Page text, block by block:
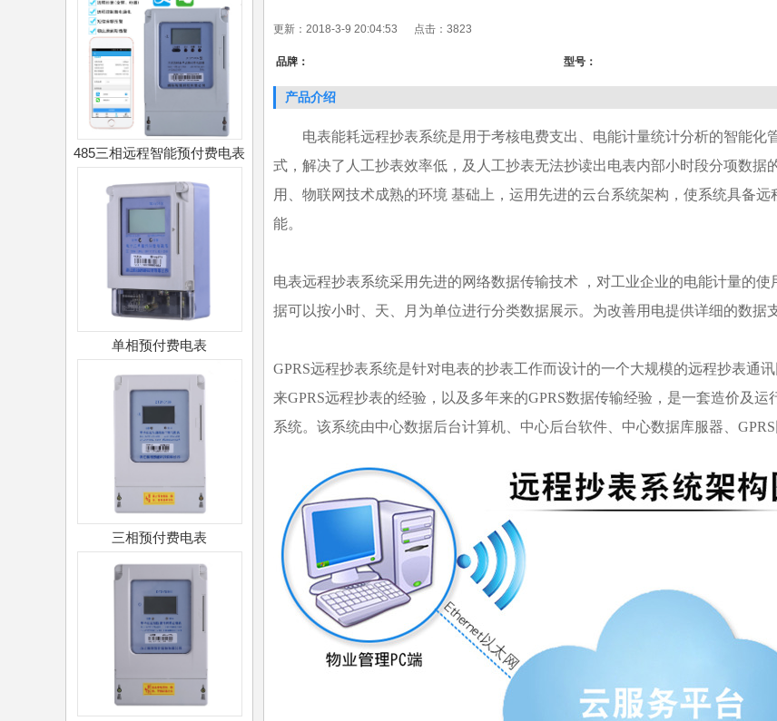
485三相远程智能预付费电表
单相预付费电表
三相预付费电表
更新：2018-3-9 20:04:53 点击： 3823
品牌： 型号：
产品介绍
电表能耗远程抄表系统是用于考核电费支出、电能计量统计分析的智能
式，解决了人工抄表效率低，及人工抄表无法抄读出电表内部小时段分项数
用、物联网技术成熟的环境 基础上，运用先进的云台系统架构，使系统具备
能。
电表远程抄表系统采用先进的网络数据传输技术 ，对工业企业的电能计量的
据可以按小时、天、月为单位进行分类数据展示。为改善用电提供详细的数据
GPRS远程抄表系统是针对电表的抄表工作而设计的一个大规模的远程抄表通
来GPRS远程抄表的经验，以及多年来的GPRS数据传输经验，是一套造价及
系统。该系统由中心数据后台计算机、中心后台软件、中心数据库服器、